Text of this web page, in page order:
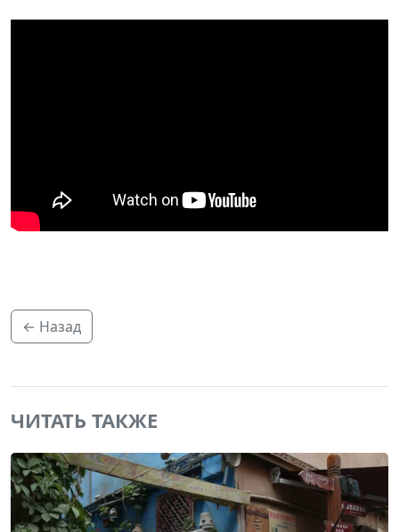
← Назад
ЧИТАТЬ ТАКЖЕ